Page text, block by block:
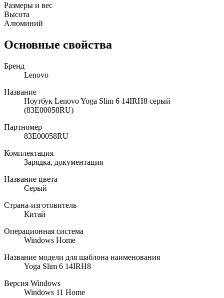
Размеры и вес
Высота
Алюминий
Основные свойства
Бренд
Lenovo
Название
Ноутбук Lenovo Yoga Slim 6 14IRH8 серый
(83E00058RU)
Партномер
83E00058RU
Комплектация
Зарядка, документация
Название цвета
Серый
Страна-изготовитель
Китай
Операционная система
Windows Home
Название модели для шаблона наименования
Yoga Slim 6 14IRH8
Версия Windows
Windows 11 Home